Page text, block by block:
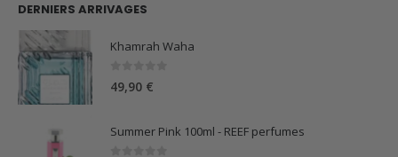
DERNIERS ARRIVAGES
Khamrah Waha
0 sur 5
49,90 €
Summer Pink 100ml - REEF perfumes